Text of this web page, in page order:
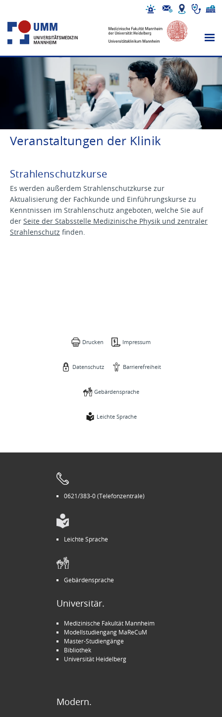
Veranstaltungen der Klinik
Strahlenschutzkurse
Es werden außerdem Strahlenschutzkurse zur
Aktualisierung der Fachkunde und Einführungskurse zu
Kenntnissen im Strahlenschutz angeboten, welche Sie auf
der Seite der Stabsstelle Medizinische Physik und zentraler
Strahlenschutz finden.
Drucken Impressum
Datenschutz Barrierefreiheit
Gebärdensprache
Leichte Sprache
0621/383-0 (Telefonzentrale)
Leichte Sprache
Gebärdensprache
Universitär.
Medizinische Fakultät Mannheim
Modellstudiengang MaReCuM
Master-Studiengänge
Bibliothek
Universität Heidelberg
Modern.